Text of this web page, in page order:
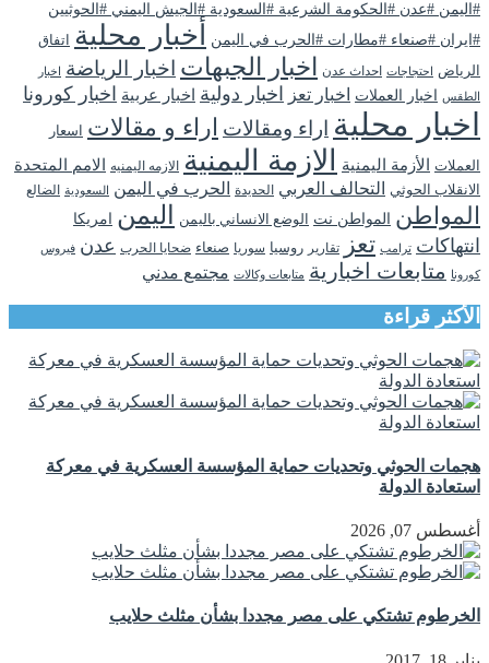
#اليمن #عدن #الحكومة الشرعية #السعودية #الجيش اليمني #الحوثيين
#ايران #صنعاء #مطارات #الحرب في اليمن
أخبار محلية
اتفاق
الرياض
احتجاجات احداث عدن اخبار الجبهات اخبار الرياضة اخبار
الطقس
اخبار العملات اخبار تعز اخبار دولية اخبار عربية اخبار كورونا
اخبار محلية اراء ومقالات اراء و مقالات اسعار
العملات الأزمة اليمنية الازمة اليمنية الازمه اليمنيه الامم المتحدة
الانقلاب الحوثي التحالف العربي الحديدة الحرب في اليمن السعودية الضالع
المواطن المواطن نت الوضع الانساني باليمن اليمن امريكا
انتهاكات ترامب تعز تقارير روسيا سوريا صنعاء ضحايا الحرب عدن فيروس
كورونا متابعات اخبارية متابعات وكالات مجتمع مدني
الأكثر قراءة
هجمات الحوثي وتحديات حماية المؤسسة العسكرية في معركة
استعادة الدولة
أغسطس 07, 2026
الخرطوم تشتكي على مصر مجددا بشأن مثلث حلايب